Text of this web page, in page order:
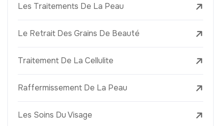
Les Traitements De La Peau
Le Retrait Des Grains De Beauté
Traitement De La Cellulite
Raffermissement De La Peau
Les Soins Du Visage